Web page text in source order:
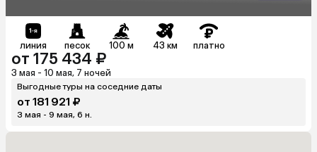
линия песок 100 м 43 км платно
от 175 434 ₽
3 мая - 10 мая, 7 ночей
Выгодные туры на соседние даты
от 181 921 ₽
3 мая - 9 мая, 6 н.